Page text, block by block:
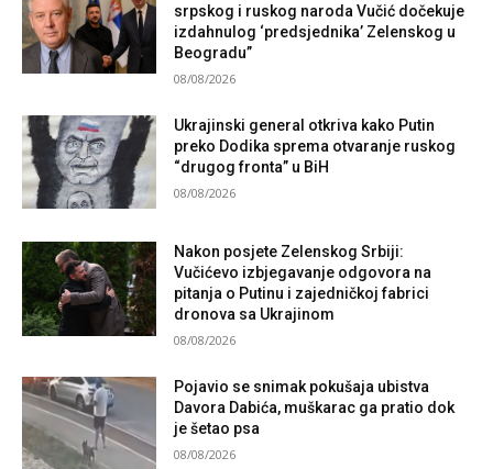
srpskog i ruskog naroda Vučić dočekuje
izdahnulog ‘predsjednika’ Zelenskog u
Beogradu”
08/08/2026
Ukrajinski general otkriva kako Putin
preko Dodika sprema otvaranje ruskog
“drugog fronta” u BiH
08/08/2026
Nakon posjete Zelenskog Srbiji:
Vučićevo izbjegavanje odgovora na
pitanja o Putinu i zajedničkoj fabrici
dronova sa Ukrajinom
08/08/2026
Pojavio se snimak pokušaja ubistva
Davora Dabića, muškarac ga pratio dok
je šetao psa
08/08/2026